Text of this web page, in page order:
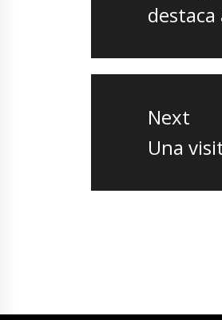
post:
destaca
Next
Next
Una